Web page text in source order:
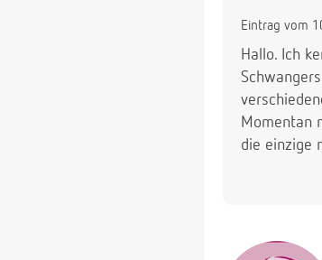
Eintrag vom
Hallo. Ich
Momentan
die einzige